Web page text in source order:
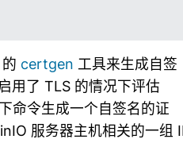
certgen 工具来生成自签
用了 TLS 的情况下评估
命令生成一个自签名的证
服务器主机相关的一组